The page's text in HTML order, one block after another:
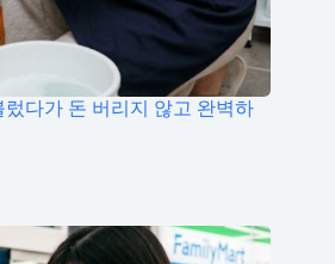
다가 돈 버리지 않고 완벽하